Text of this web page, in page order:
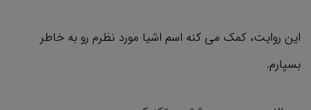
این روایت، کمک می کنه اسم اشیا مورد نظرم رو به خاطر
بسپارم.